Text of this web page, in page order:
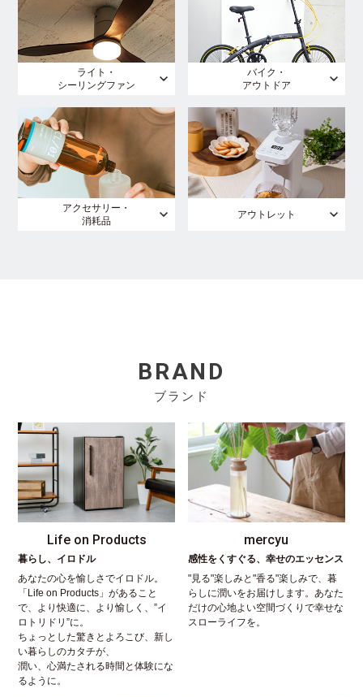
ライト・
シーリングファン
バイク・
アウトドア
アクセサリー・
消耗品
アウトレット
BRAND
ブランド
Life on Products
暮らし、イロドル
あなたの心を愉しさでイロドル。
「Life on Products」があること
で、より快適に、より愉しく、”イ
ロトリドリ”に。
ちょっとした驚きとよろこび、新し
い暮らしのカタチが、
潤い、心満たされる時間と体験にな
るように。
mercyu
感性をくすぐる、幸せのエッセンス
"見る"楽しみと"香る"楽しみで、暮
らしに潤いをお届けします。あなた
だけの心地よい空間づくりで幸せな
スローライフを。